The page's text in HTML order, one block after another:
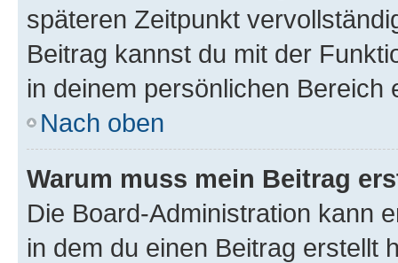
späteren Zeitpunkt
Beitrag kannst du mit der
in deinem persönlichen Bereich
Nach oben
Warum muss mein Beitrag
Die Board-Administration kann
in dem du einen Beitrag erstellt